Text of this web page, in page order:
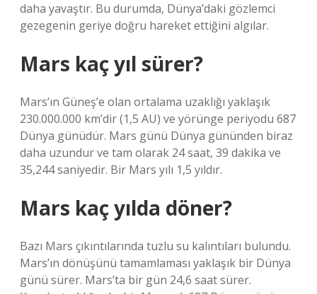
daha yavaştır. Bu durumda, Dünya’daki gözlemci
gezegenin geriye doğru hareket ettiğini algılar.
Mars kaç yıl sürer?
Mars’ın Güneş’e olan ortalama uzaklığı yaklaşık
230.000.000 km’dir (1,5 AU) ve yörünge periyodu 687
Dünya günüdür. Mars günü Dünya gününden biraz
daha uzundur ve tam olarak 24 saat, 39 dakika ve
35,244 saniyedir. Bir Mars yılı 1,5 yıldır.
Mars kaç yılda döner?
Bazı Mars çıkıntılarında tuzlu su kalıntıları bulundu.
Mars’ın dönüşünü tamamlaması yaklaşık bir Dünya
günü sürer. Mars’ta bir gün 24,6 saat sürer.